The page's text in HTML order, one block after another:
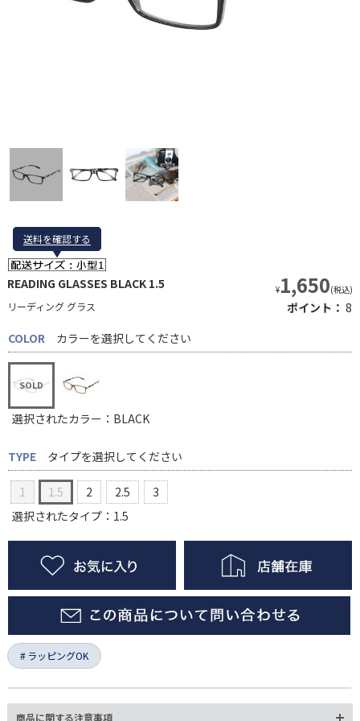
送料を確認する
送料を確認する
READING GLASSES BLACK 1.5
リーディング グラス
¥1,650(税込)
ポイント： 8
COLOR
カラーを選択してください
選択されたカラー：BLACK
TYPE タイプを選択してください
1 1.5 2 2.5
3
選択されたタイプ：1.5
ラッピングOK
商品に関する注意事項